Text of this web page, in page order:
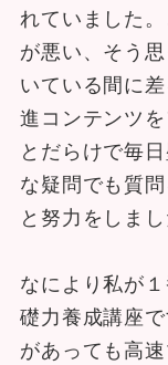
れていました
が悪い、そう
いている間に
進コンテンツ
とだらけで毎
な疑問でも質
と努力をしまし
なにより私が
礎力養成講座
があっても高